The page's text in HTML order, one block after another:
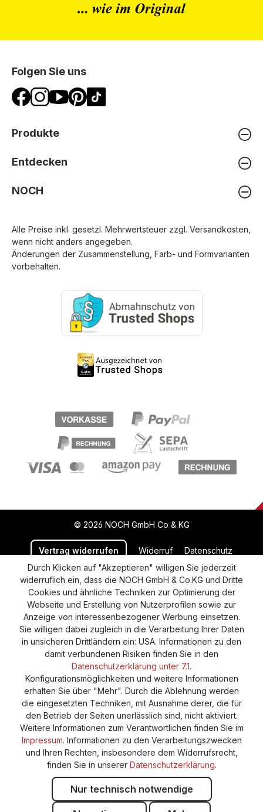
Folgen Sie uns
Produkte
Entdecken
NOCH
Alle Preise inkl. gesetzl. Mehrwertsteuer zzgl. Versandkosten
wenn nicht anders angegeben.
Änderungen der Zusammenstellung, Farb- und Formvarianten
vorbehalten.
© 2026 NOCH GmbH Co & KG
Vertrag widerrufen Widerruf Datenschutz
Versand und Zahlung AGB
Impressum
Cookie-Einstellungen
Barrierefreiheitserklärung
Durch Klicken auf "Akzeptieren" willigen Sie jederzeit
widerruflich ein, dass die NOCH GmbH & Co.KG und Dritte
Cookies und ähnliche Techniken zur Optimierung der
Webseite und Erstellung von Nutzerprofilen sowie zur
Anzeige von interessenbezogener Werbung einsetzen.
Sie willigen dabei zugleich in die Verarbeitung Ihrer Daten
in unsicheren Drittländern ein: USA. Informationen zu den
damit verbundenen Risiken finden Sie in den
Datenschutzerklärung unter 7.1.
Konfigurationsmöglichkeiten und weitere Informationen
erhalten Sie über "Mehr". Durch die Ablehnung werden
die eingesetzten Techniken, mit Ausnahme derer, die für
den Betrieb der Seiten unerlässlich sind, nicht aktiviert.
Weitere Informationen zum Verantwortlichen finden Sie im
Impressum. Informationen zu den Verarbeitungszwecken
und Ihren Rechten, insbesondere dem Widerrufsrecht,
finden Sie in unserer Datenschutzerklärung.
Nur technisch notwendige